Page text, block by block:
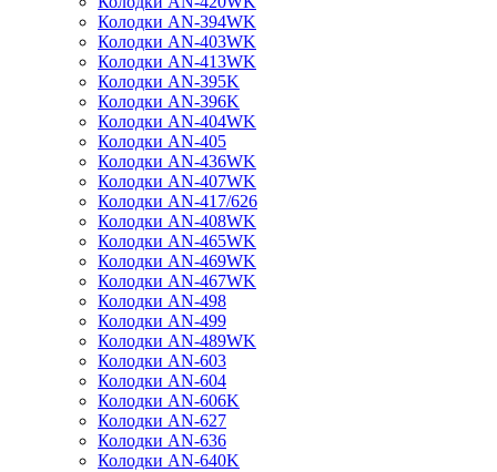
Колодки AN-394WK
Колодки AN-403WK
Колодки AN-413WK
Колодки AN-395K
Колодки AN-396K
Колодки AN-404WK
Колодки AN-405
Колодки AN-436WK
Колодки AN-407WK
Колодки AN-417/626
Колодки AN-408WK
Колодки AN-465WK
Колодки AN-469WK
Колодки AN-467WK
Колодки AN-498
Колодки AN-499
Колодки AN-489WK
Колодки AN-603
Колодки AN-604
Колодки AN-606K
Колодки AN-627
Колодки AN-636
Колодки AN-640K